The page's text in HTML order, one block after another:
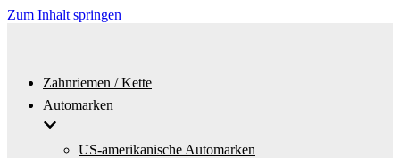
Zum Inhalt springen
Zahnriemen / Kette
Automarken
US-amerikanische Automarken